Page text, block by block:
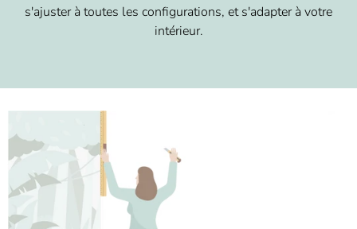
s'ajuster à toutes les configurations, et s'adapter à votre
intérieur.